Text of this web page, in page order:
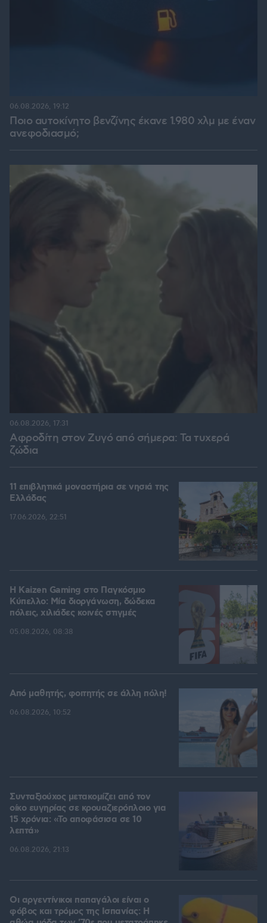
Ποιο αυτοκίνητο βενζίνης έκανε 1.980 χλμ με έναν
ανεφοδιασμό;
06.08.2026, 19:12
Αφροδίτη στον Ζυγό από σήμερα: Τα τυχερά
ζώδια
06.08.2026, 17:31
11 επιβλητικά μοναστήρια σε νησιά της
Ελλάδας
17.06.2026, 22:51
H Kaizen Gaming στο Παγκόσμιο
Kύπελλο: Μία διοργάνωση, δώδεκα
πόλεις, χιλιάδες κοινές στιγμές
05.08.2026, 08:38
Από μαθητής, φοιτητής σε άλλη πόλη!
06.08.2026, 10:52
Συνταξιούχος μετακομίζει από τον
οίκο ευγηρίας σε κρουαζιερόπλοιο για
15 χρόνια: «Το αποφάσισα σε 10
λεπτά»
06.08.2026, 21:13
Οι αργεντίνικοι παπαγάλοι είναι ο
φόβος και τρόμος της Ισπανίας: Η